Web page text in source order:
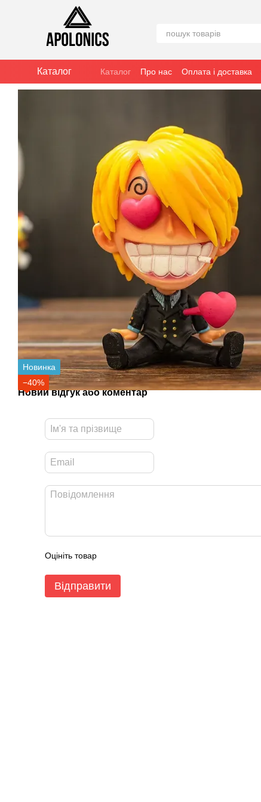
Перейти к основному контенту
Каталог Каталог Про нас Оплата і доставка
Новинка
−40%
Новий відгук або коментар
Оцініть товар
Відправити